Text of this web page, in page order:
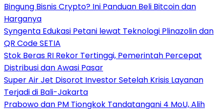
Bingung Bisnis Crypto? Ini Panduan Beli Bitcoin dan
Harganya
Syngenta Edukasi Petani lewat Teknologi Plinazolin dan
QR Code SETIA
Stok Beras RI Rekor Tertinggi, Pemerintah Percepat
Distribusi dan Awasi Pasar
Super Air Jet Disorot Investor Setelah Krisis Layanan
Terjadi di Bali-Jakarta
Prabowo dan PM Tiongkok Tandatangani 4 MoU, Alih